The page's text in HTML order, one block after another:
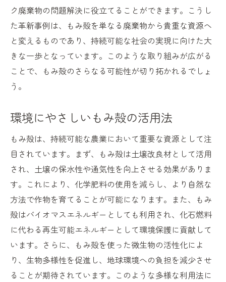
ク廃棄物の問題解決に役立てることができます。こうし
た革新事例は、もみ殻を単なる廃棄物から貴重な資源へ
と変えるものであり、持続可能な社会の実現に向けた大
きな一歩となっています。このような取り組みが広がる
ことで、もみ殻のさらなる可能性が切り拓かれるでしょ
う。
環境にやさしいもみ殻の活用法
もみ殻は、持続可能な農業において重要な資源として注
目されています。まず、もみ殻は土壌改良材として活用
され、土壌の保水性や通気性を向上させる効果がありま
す。これにより、化学肥料の使用を減らし、より自然な
方法で作物を育てることが可能になります。また、もみ
殻はバイオマスエネルギーとしても利用され、化石燃料
に代わる再生可能エネルギーとして環境保護に貢献して
います。さらに、もみ殻を使った微生物の活性化によ
り、生物多様性を促進し、地球環境への負担を減少させ
ることが期待されています。このような多様な利用法に